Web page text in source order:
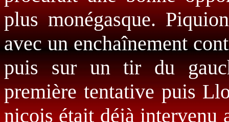
plus monégasque.
avec un enchaînement
puis sur un tir du
première tentative puis
niçois était déjà intervenu